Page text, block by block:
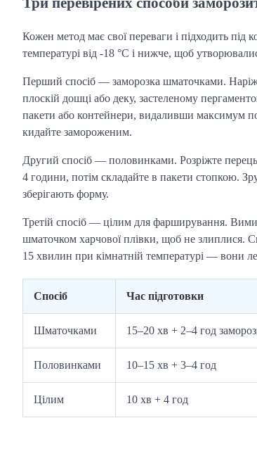
Кожен метод має свої переваги і підходить
температурі від -18 °C і нижче, щоб
Перший спосіб — заморозка шматочками.
плоскій дошці або деку, застеленому
пакети або контейнери, видаливши максимум
кидайте замороженим.
Другий спосіб — половинками. Розріжте перець
4 години, потім складайте в пакети стопкою.
зберігають форму.
Третій спосіб — цілим для фарширування.
шматочком харчової плівки, щоб не злиплися.
15 хвилин при кімнатній температурі — вони
Спосіб Час підготовки
Шматочками 15–20 хв + 2–4 год
Половинками 10–15 хв + 3–4 год
Цілим 10 хв + 4 год